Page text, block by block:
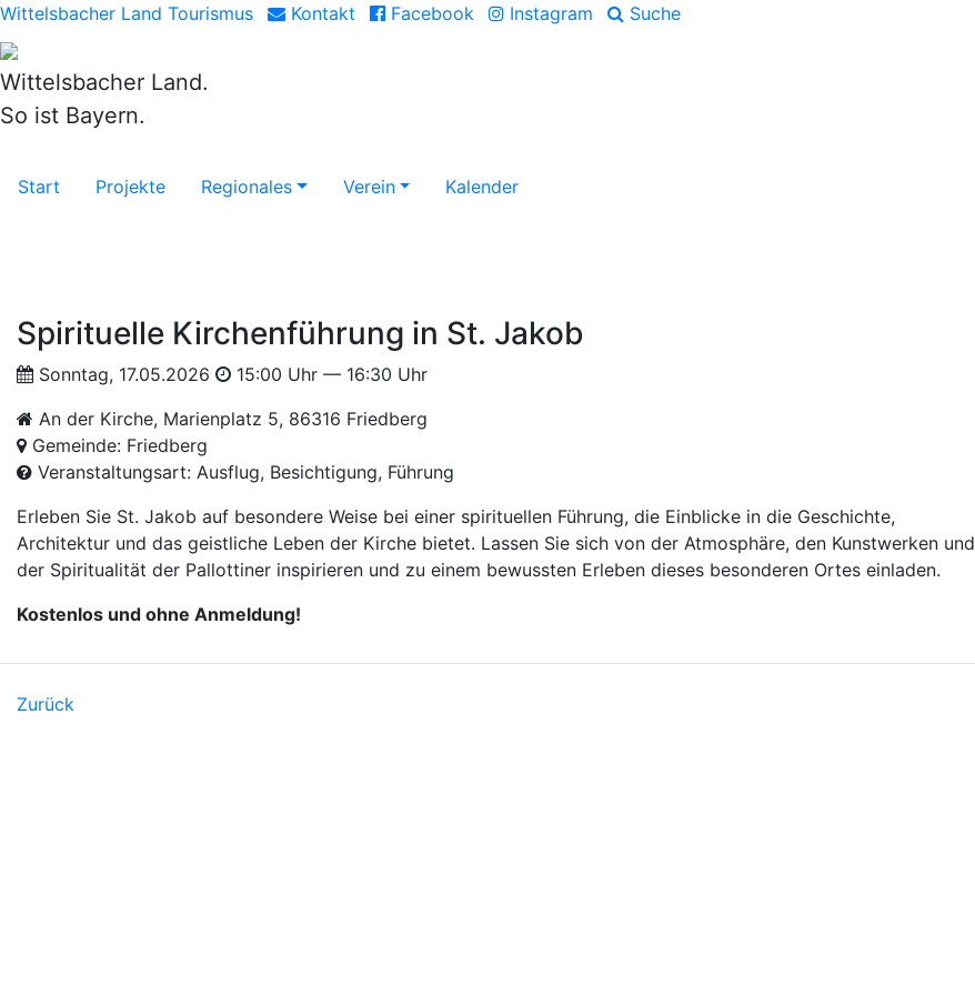
Wittelsbacher Land Tourismus Kontakt Facebook Instagram Suche
Wittelsbacher Land.
So ist Bayern.
Start Projekte Regionales Verein Kalender
Spirituelle Kirchenführung in St. Jakob
Sonntag, 17.05.2026
15:00 Uhr — 16:30 Uhr
An der Kirche, Marienplatz 5, 86316 Friedberg
Gemeinde: Friedberg
Veranstaltungsart: Ausflug, Besichtigung, Führung
Erleben Sie St. Jakob auf besondere Weise bei einer spirituellen Führung, die Einblicke in die Geschichte,
Architektur und das geistliche Leben der Kirche bietet. Lassen Sie sich von der Atmosphäre, den Kunstwerken und
der Spiritualität der Pallottiner inspirieren und zu einem bewussten Erleben dieses besonderen Ortes einladen.
Kostenlos und ohne Anmeldung!
Zurück